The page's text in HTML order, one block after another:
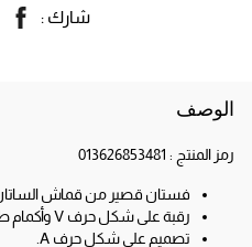
شارك :
الوصف
رمز المنتج : 013626853481
فستان قصير من قماش الساتان.
رقبة على شكل حرف V وأكمام طويلة مجمعة.
تصميم على شكل حرف A.